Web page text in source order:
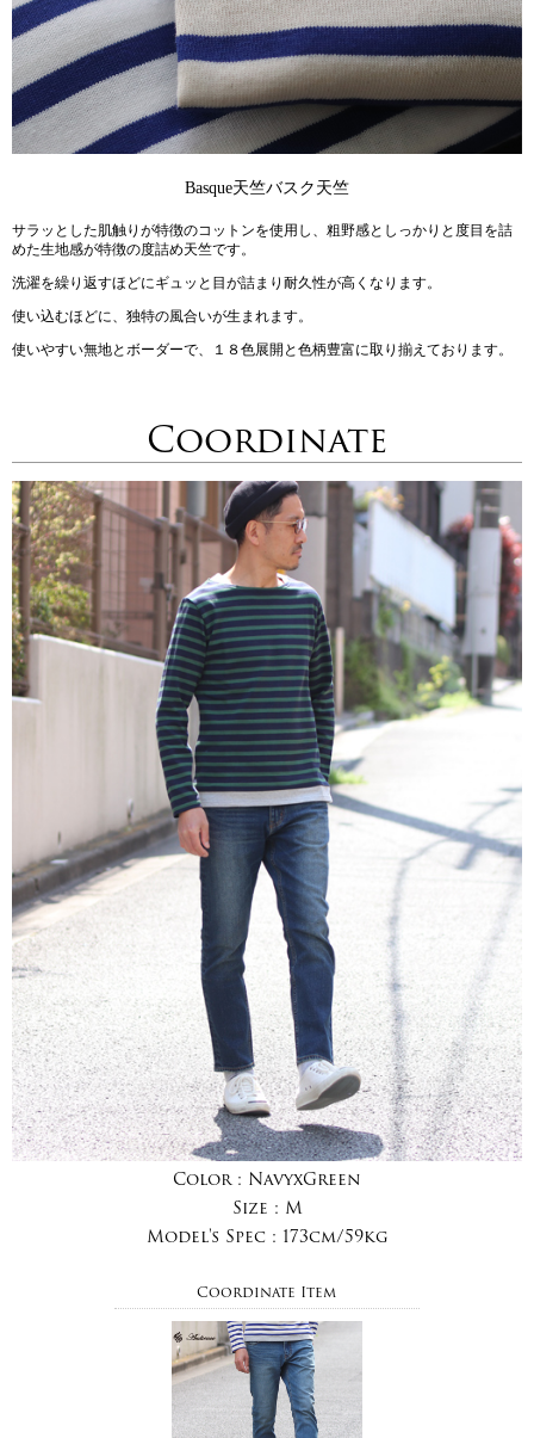
Basque天竺バスク天竺
サラッとした肌触りが特徴のコットンを使用し、粗野感としっかりと度目を詰
めた生地感が特徴の度詰め天竺です。
洗濯を繰り返すほどにギュッと目が詰まり耐久性が高くなります。
使い込むほどに、独特の風合いが生まれます。
使いやすい無地とボーダーで、１８色展開と色柄豊富に取り揃えております。
Coordinate
Color : NavyxGreen
Size : M
Model's Spec : 173cm/59kg
Coordinate Item